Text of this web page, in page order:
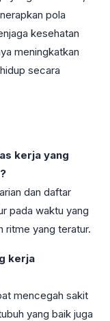
pola
kesehatan
meningkatkan
secara
kerja yang
dan daftar
pada waktu yang
ritme yang teratur.
kerja
mencegah sakit
yang baik juga